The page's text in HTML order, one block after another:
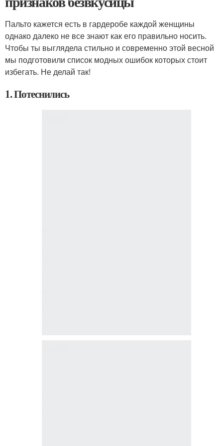
Пальто кажется есть в гардеробе каждой женщины
однако далеко не все знают как его правильно носить.
Чтобы ты выглядела стильно и современно этой весной
мы подготовили список модных ошибок которых стоит
избегать. Не делай так!
1. Потеснились